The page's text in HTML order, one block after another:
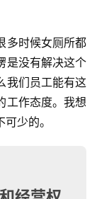
多时候女厕所都
是没有解决这个
我们员工能有这
工作态度。我想
少的。